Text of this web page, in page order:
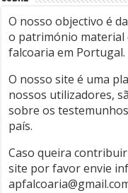
O nosso objectivo é
o património material
falcoaria em Portugal.
O nosso site é uma
nossos utilizadores,
sobre os
país.
Caso queira
site por favor envie